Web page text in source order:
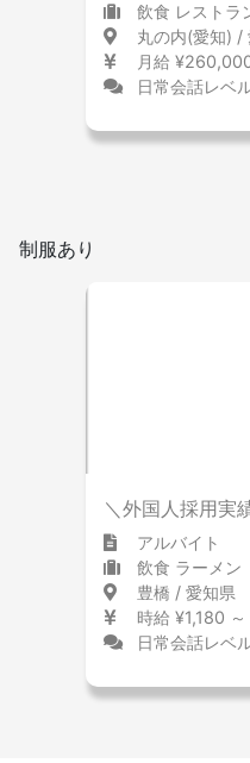
飲食 レストラ
丸の内(愛知) /
月給
日常会話レベ
制服あり
＼外国人採用実
アルバイト
飲食 ラーメン
豊橋 / 愛知県
時給 ¥1,180 ～
日常会話レベ